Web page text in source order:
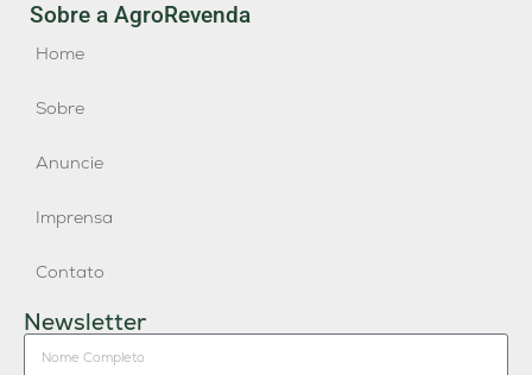
Sobre a AgroRevenda
Home
Sobre
Anuncie
Imprensa
Contato
Newsletter